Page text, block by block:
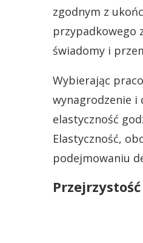
zgodnym z
przypadkowego
świadomy i
Wybierając
wynagrodzenie i
elastyczność
Elastyczność,
podejmowaniu